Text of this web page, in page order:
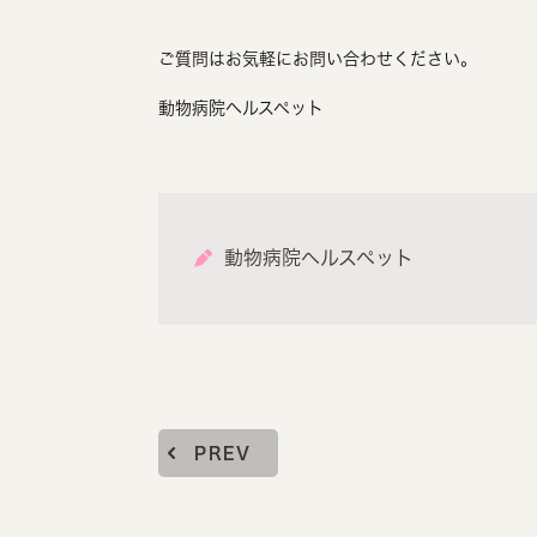
ご質問はお気軽にお問い合わせください。
動物病院ヘルスペット
動物病院ヘルスペット
PREV